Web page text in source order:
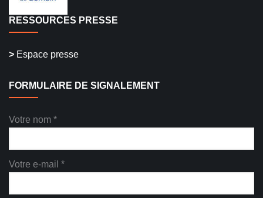
RESSOURCES PRESSE
> Espace presse
FORMULAIRE DE SIGNALEMENT
Votre nom *
Votre e-mail *